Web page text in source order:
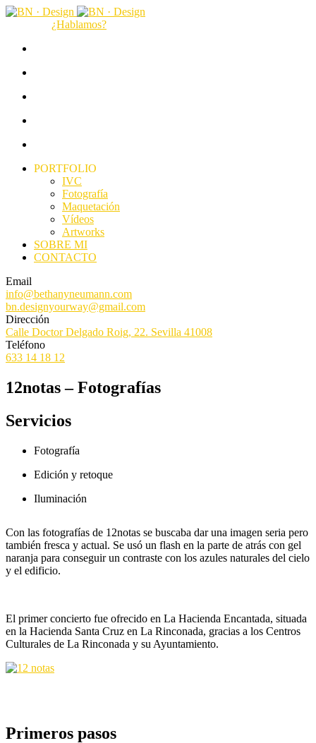
¿Hablamos?
PORTFOLIO
IVC
Fotografía
Maquetación
Vídeos
Artworks
SOBRE MI
CONTACTO
Email
info@bethanyneumann.com
bn.designyourway@gmail.com
Dirección
Calle Doctor Delgado Roig, 22. Sevilla 41008
Teléfono
633 14 18 12
12notas – Fotografías
Servicios
Fotografía
Edición y retoque
Iluminación
Con las fotografías de 12notas se buscaba dar una imagen seria pero
también fresca y actual. Se usó un flash en la parte de atrás con gel
naranja para conseguir un contraste con los azules naturales del cielo
y el edificio.
El primer concierto fue ofrecido en La Hacienda Encantada, situada
en la Hacienda Santa Cruz en La Rinconada, gracias a los Centros
Culturales de La Rinconada y su Ayuntamiento.
Primeros pasos